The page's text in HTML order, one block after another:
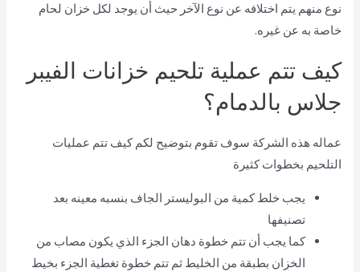
نوع منهم يتم اختلافه عن نوع الآخر حيث أن يوجد لكل خزان لحام
خاصة به عن غيره.
كيف تتم عملية تلحيم خزانات الفيبر
جلاس بالدمام؟
عماله هذه الشركة سوف تقوم بتوضيح لكم كيف تتم عمليات
التلحيم بخطوات كثيرة
يجب خلط كمية من البوليستر الجاف بنسبه معينه بعد
تصنيفها
كما يجب أن تتم خطوة دهان الجزء الذي يكون مصاب من
الخزان بطبقة من الخليط ثم تتم خطوة تغطية الجزء بخيط